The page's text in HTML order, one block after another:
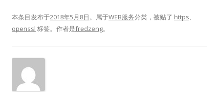
本条目发布于2018年5月8日。属于WEB服务分类，被贴了 https、
openssl 标签。 作者是fredzeng。